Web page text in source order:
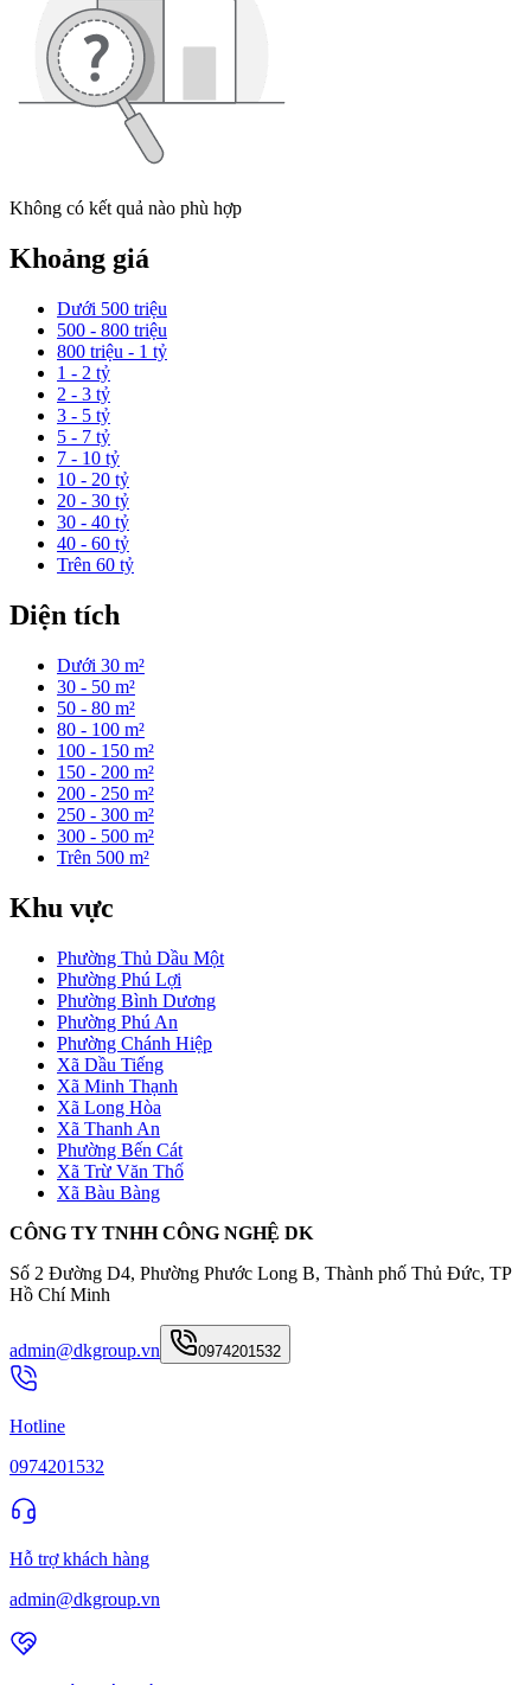
Không có kết quả nào phù hợp
Khoảng giá
Dưới 500 triệu
500 - 800 triệu
800 triệu - 1 tỷ
1 - 2 tỷ
2 - 3 tỷ
3 - 5 tỷ
5 - 7 tỷ
7 - 10 tỷ
10 - 20 tỷ
20 - 30 tỷ
30 - 40 tỷ
40 - 60 tỷ
Trên 60 tỷ
Diện tích
Dưới 30 m²
30 - 50 m²
50 - 80 m²
80 - 100 m²
100 - 150 m²
150 - 200 m²
200 - 250 m²
250 - 300 m²
300 - 500 m²
Trên 500 m²
Khu vực
Phường Thủ Dầu Một
Phường Phú Lợi
Phường Bình Dương
Phường Phú An
Phường Chánh Hiệp
Xã Dầu Tiếng
Xã Minh Thạnh
Xã Long Hòa
Xã Thanh An
Phường Bến Cát
Xã Trừ Văn Thố
Xã Bàu Bàng
CÔNG TY TNHH CÔNG NGHỆ DK
Số 2 Đường D4, Phường Phước Long B, Thành phố Thủ Đức, TP
Hồ Chí Minh
admin@dkgroup.vn 0974201532
Hotline
0974201532
Hỗ trợ khách hàng
admin@dkgroup.vn